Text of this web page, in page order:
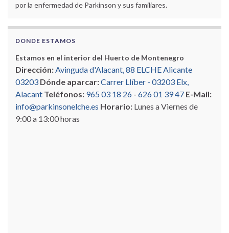
por la enfermedad de Parkinson y sus familiares.
DONDE ESTAMOS
Estamos en el interior del Huerto de Montenegro
Dirección:Avinguda d'Alacant, 88 ELCHE Alicante
03203 Dónde aparcar:Carrer Llíber - 03203 Elx,
Alacant Teléfonos: 965 03 18 26 - 626 01 39 47 E-Mail:
info@parkinsonelche.es Horario: Lunes a Viernes de
9:00 a 13:00 horas